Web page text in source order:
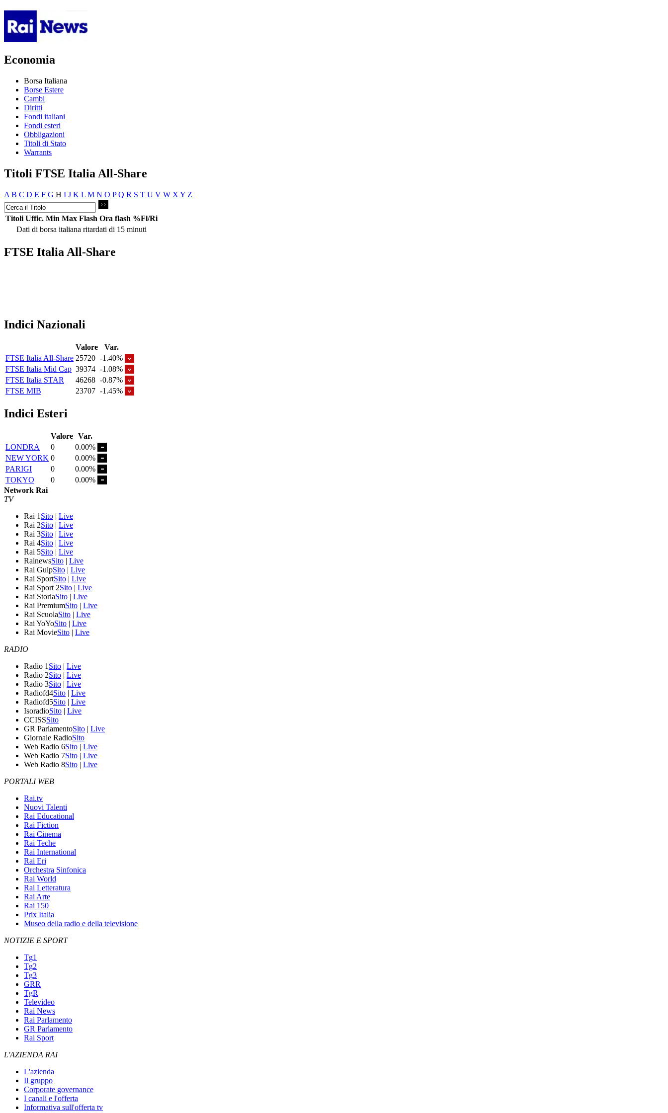
Economia
Borsa Italiana
Borse Estere
Cambi
Diritti
Fondi italiani
Fondi esteri
Obbligazioni
Titoli di Stato
Warrants
Titoli FTSE Italia All-Share
A B C D E F G H I J K L M N O P Q R S T U V W X Y Z
Titoli Uffic. Min Max Flash Ora flash %Fl/Ri
Dati di borsa italiana ritardati di 15 minuti
FTSE Italia All-Share
Indici Nazionali
Valore
Var.
FTSE Italia All-Share 25720 -1.40%
FTSE Italia Mid Cap 39374 -1.08%
FTSE Italia STAR
46268 -0.87%
FTSE MIB
23707 -1.45%
Indici Esteri
Valore Var.
LONDRA
0
0.00%
NEW YORK 0
0.00%
PARIGI
0
0.00%
TOKYO
0
0.00%
Network Rai
TV
Rai 1 Sito | Live
Rai 2Sito | Live
Rai 3Sito | Live
Rai 4Sito | Live
Rai 5Sito | Live
RainewsSito | Live
Rai GulpSito | Live
Rai SportSito | Live
Rai Sport 2Sito | Live
Rai StoriaSito | Live
Rai PremiumSito | Live
Rai ScuolaSito | Live
Rai YoYoSito | Live
Rai MovieSito | Live
RADIO
Radio 1 Sito | Live
Radio 2Sito | Live
Radio 3Sito | Live
Radiofd4Sito | Live
Radiofd5Sito | Live
IsoradioSito | Live
CCISSSito
GR ParlamentoSito | Live
Giornale RadioSito
Web Radio 6Sito | Live
Web Radio 7Sito | Live
Web Radio 8Sito | Live
PORTALI WEB
Rai.tv
Nuovi Talenti
Rai Educational
Rai Fiction
Rai Cinema
Rai Teche
Rai International
Rai Eri
Orchestra Sinfonica
Rai World
Rai Letteratura
Rai Arte
Rai 150
Prix Italia
Museo della radio e della televisione
NOTIZIE E SPORT
Tg1
Tg2
Tg3
GRR
TgR
Televideo
Rai News
Rai Parlamento
GR Parlamento
Rai Sport
L'AZIENDA RAI
L'azienda
Il gruppo
Corporate governance
I canali e l'offerta
Informativa sull'offerta tv